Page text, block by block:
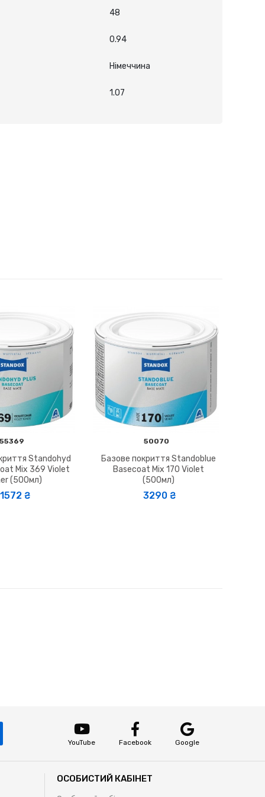
48
0.94
Німеччина
1.07
55369
Standohyd
Mix 369 Violet
(500мл)
1572 ₴
50070
Базове покриття Standoblue
Basecoat Mix 170 Violet
(500мл)
3290 ₴
YouTube
Facebook Google
ОСОБИСТИЙ КАБІНЕТ